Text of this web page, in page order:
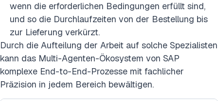
wenn die erforderlichen Bedingungen erfüllt sind,
und so die Durchlaufzeiten von der Bestellung bis
zur Lieferung verkürzt.
Durch die Aufteilung der Arbeit auf solche Spezialisten
kann das Multi-Agenten-Ökosystem von SAP
komplexe End-to-End-Prozesse mit fachlicher
Präzision in jedem Bereich bewältigen.